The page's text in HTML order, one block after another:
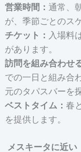
営業時間： 通常、
が、季節ごとのス
チケット： 入場料
があります。
訪問を組み合わせ
での一日と組み合
元のタパスバーを
ベストタイム： 春
を提供します。
メスキータに近い